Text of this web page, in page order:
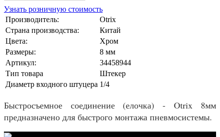
Узнать розничную стоимость
Производитель:
Otrix
Страна производства:
Китай
Цвета:
Хром
Размеры:
8 мм
Артикул:
34458944
Тип товара
Штекер
Диаметр входного штуцера 1/4
Быстросъемное соединение (елочка) - Otrix 8мм
предназначено для быстрого монтажа пневмосистемы.